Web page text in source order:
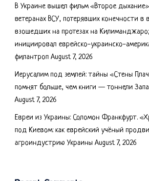
В Украине вышел фильм «Второе
ветеранах ВСУ, потерявших конечности в
взошедших на протезах на
инициировал еврейско-украинско-
филантроп August 7, 2026
Иерусалим под землей: тайны «Стены
помнят больше, чем книги — тоннели
August 7, 2026
Евреи из Украины: Соломон Франкфурт.
под Киевом: как еврейский учёный
агроиндустрию Украины August 7, 2026